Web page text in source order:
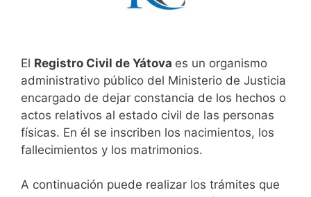
El Registro Civil de Yátova es un organismo
administrativo público del Ministerio de Justicia
encargado de dejar constancia de los hechos o
actos relativos al estado civil de las personas
físicas. En él se inscriben los nacimientos, los
fallecimientos y los matrimonios.
A continuación puede realizar los trámites que